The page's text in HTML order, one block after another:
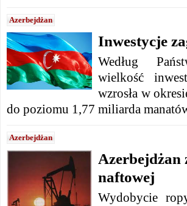
Azerbejdżan
Inwestycje
Według
wielkość
wzrosła w
do poziomu 1,77 miliarda
Azerbejdżan
Azerbejdżan
naftowej
Wydobycie